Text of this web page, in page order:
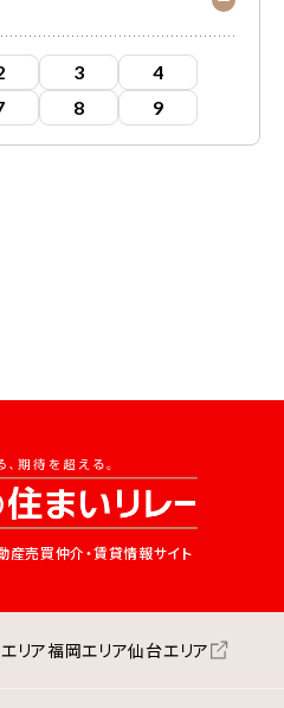
3
4
8 9
産売買仲介・賃貸情報サイト
リア福岡エリア仙台エリア